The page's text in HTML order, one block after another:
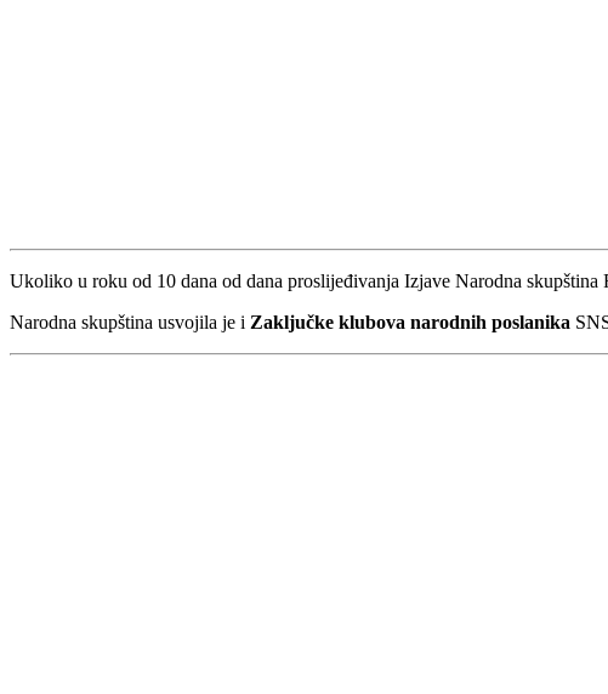
Ukoliko u roku od 10 dana od dana proslijeđivanja Izjave Narodna
Narodna skupština usvojila je i Zaključke klubova narodnih poslanika